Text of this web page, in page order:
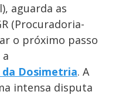
aguarda as
(Procuradoria-
o próximo passo
da Dosimetria. A
intensa disputa